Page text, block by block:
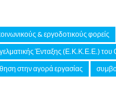
& εργοδοτικούς φορείς
Ένταξης (Ε.Κ.Κ.Ε.Ε.)
στην αγορά εργασίας